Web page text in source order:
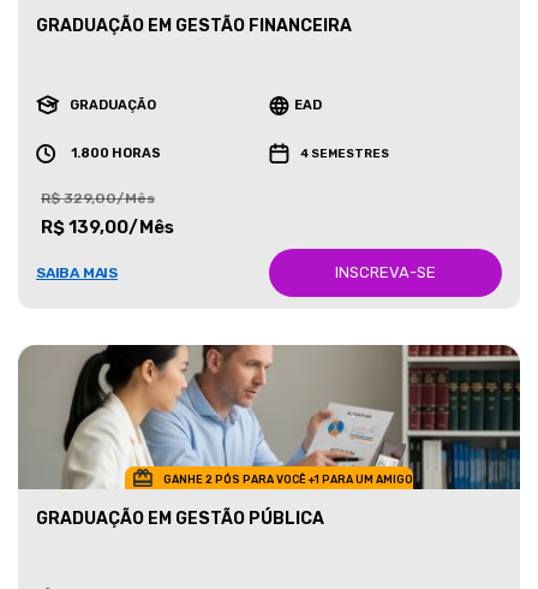
GRADUAÇÃO EM GESTÃO FINANCEIRA
GRADUAÇÃO EAD
1.800 HORAS 4 SEMESTRES
R$ 329,00/Mês
R$ 139,00/Mês
SAIBA MAIS INSCREVA-SE
GANHE 2 PÓS PARA VOCÊ +1 PARA UM AMIGO
GRADUAÇÃO EM GESTÃO PÚBLICA